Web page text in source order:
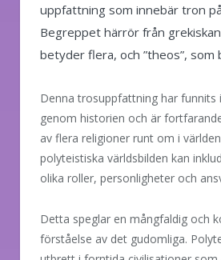
uppfattning som innebär tron
Begreppet härrör från
betyder flera, och ”theos”, som
Denna trosuppfattning har funnits
genom historien och är
av flera religioner runt om i
polyteistiska världsbilden kan
olika roller, personligheter och
Detta speglar en mångfaldig och
förståelse av det gudomliga.